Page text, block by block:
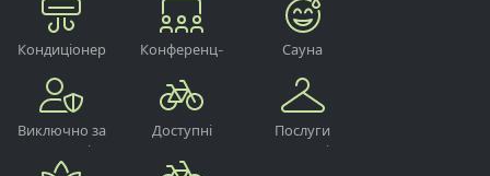
готелю
Кондиціонер
Конференц-
Сауна
Виключно за
попереднім
замовленням
Доступні
Послуги
пральні